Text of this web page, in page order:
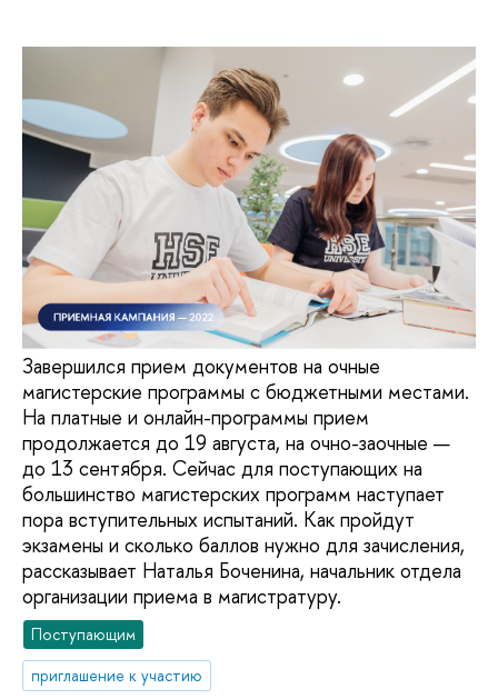
Завершился прием документов на очные
магистерские программы с бюджетными местами.
На платные и онлайн-программы прием
продолжается до 19 августа, на очно-заочные —
до 13 сентября. Сейчас для поступающих на
большинство магистерских программ наступает
пора вступительных испытаний. Как пройдут
экзамены и сколько баллов нужно для зачисления,
рассказывает Наталья Боченина, начальник отдела
организации приема в магистратуру.
Поступающим
приглашение к участию